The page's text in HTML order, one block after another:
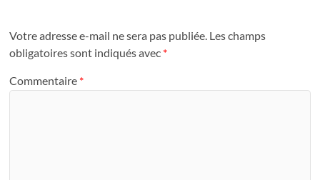
Votre adresse e-mail ne sera pas publiée. Les champs
obligatoires sont indiqués avec *
Commentaire *